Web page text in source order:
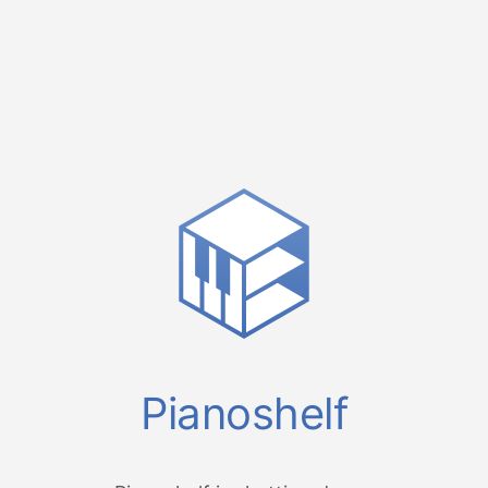
Pianoshelf